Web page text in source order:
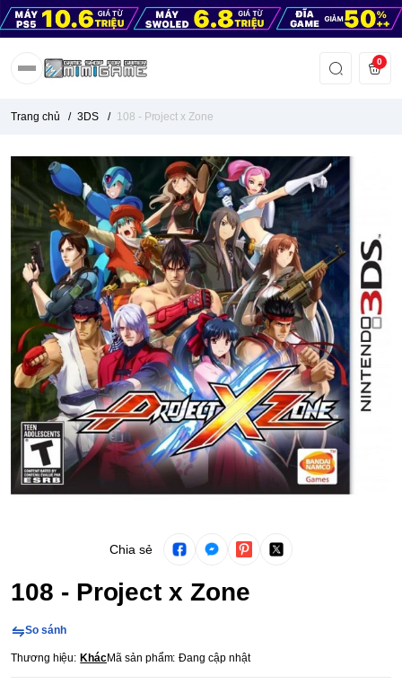
0
Trang chủ / 3DS / 108 - Project x Zone
Chia sẻ
108 - Project x Zone
So sánh
Thương hiệu: KhácMã sản phẩm: Đang cập nhật